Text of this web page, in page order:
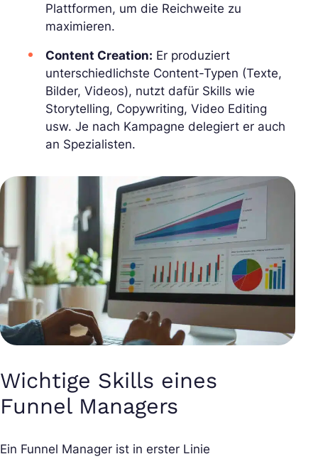
Plattformen, um die Reichweite zu
maximieren.
Content Creation: Er produziert
unterschiedlichste Content-Typen (Texte,
Bilder, Videos), nutzt dafür Skills wie
Storytelling, Copywriting, Video Editing
usw. Je nach Kampagne delegiert er auch
an Spezialisten.
Wichtige Skills eines
Funnel Managers
Ein Funnel Manager ist in erster Linie